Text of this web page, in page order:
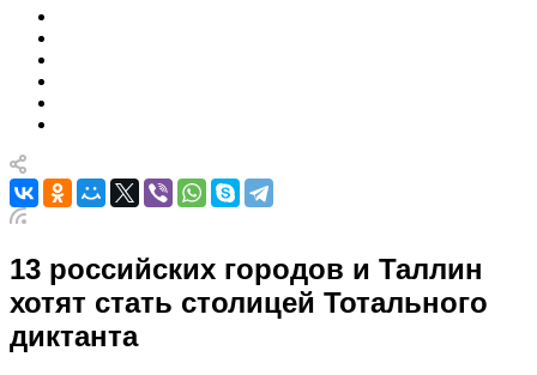
13 российских городов и Таллин
хотят стать столицей Тотального
диктанта